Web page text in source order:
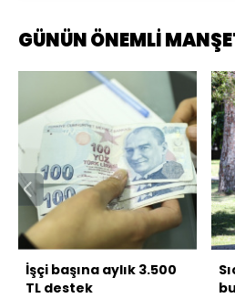
GÜNÜN ÖNEMLİ
İşçi başına aylık 3.500
TL destek